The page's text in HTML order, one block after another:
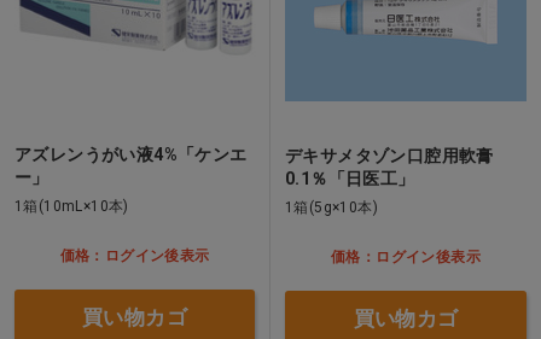
アズレンうがい液4%「ケンエ
ー」
1箱(10mL×10本)
価格：ログイン後表示
買い物カゴ
デキサメタゾン口腔用軟膏
0.1％「日医工」
1箱(5g×10本)
価格：ログイン後表示
買い物カゴ